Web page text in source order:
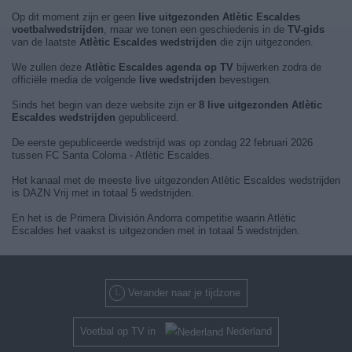
Op dit moment zijn er geen
live uitgezonden Atlètic Escaldes
voetbalwedstrijden, maar we tonen een geschiedenis in de TV-gids
van de laatste Atlètic Escaldes wedstrijden die zijn uitgezonden.
We zullen deze Atlètic Escaldes agenda op TV bijwerken zodra de
officiële media de volgende live wedstrijden bevestigen.
Sinds het begin van deze website zijn er 8 live uitgezonden Atlètic
Escaldes wedstrijden gepubliceerd.
De eerste gepubliceerde wedstrijd was op zondag 22 februari 2026
tussen FC Santa Coloma - Atlètic Escaldes.
Het kanaal met de meeste live uitgezonden Atlètic Escaldes wedstrijden
is DAZN Vrij met in totaal 5 wedstrijden.
En het is de Primera División Andorra competitie waarin Atlètic
Escaldes het vaakst is uitgezonden met in totaal 5 wedstrijden.
Verander naar je tijdzone
Voetbal op TV in Nederland